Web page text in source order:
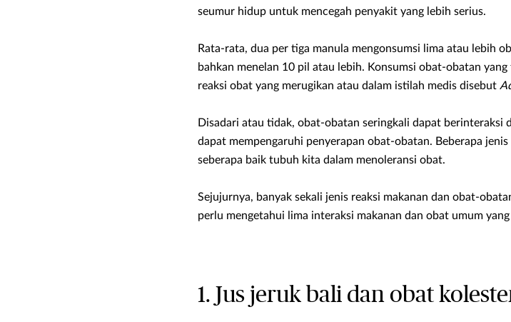
seumur hidup untuk mencegah penyakit yang lebih serius.
Rata-rata, dua per tiga manula mengonsumsi lima atau lebih
bahkan menelan 10 pil atau lebih. Konsumsi obat-obatan
reaksi obat yang merugikan atau dalam istilah medis disebut
Disadari atau tidak, obat-obatan seringkali dapat berinteraksi
dapat mempengaruhi penyerapan obat-obatan. Beberapa
seberapa baik tubuh kita dalam menoleransi obat.
Sejujurnya, banyak sekali jenis reaksi makanan dan obat-
perlu mengetahui lima interaksi makanan dan obat umum
1. Jus jeruk bali dan obat